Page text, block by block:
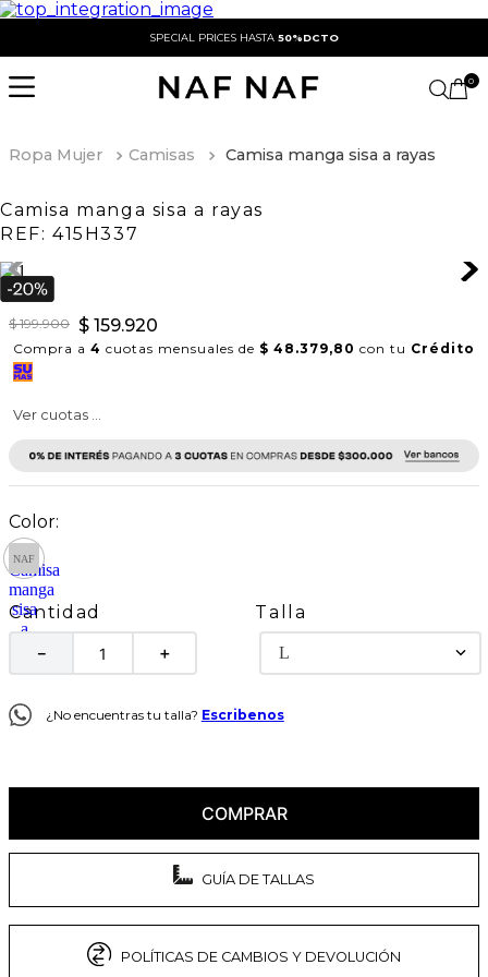
SPECIAL PRICES HASTA 50%DCTO
0
Ropa Mujer Camisas Camisa manga sisa a rayas
Camisa manga sisa a rayas
REF: 415H337
$ 199.900 $ 159.920
Compra a 4 cuotas mensuales de $ 48.379,80 con tu Crédito
Ver cuotas ...
Cantidad
＋
－
Talla
L
¿No encuentras tu talla? Escribenos
COMPRAR
GUÍA DE TALLAS
POLÍTICAS DE CAMBIOS Y DEVOLUCIÓN